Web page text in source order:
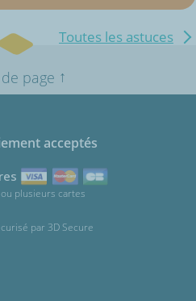
Toutes les astuces
page ↑
acceptés
plusieurs cartes
par 3D Secure